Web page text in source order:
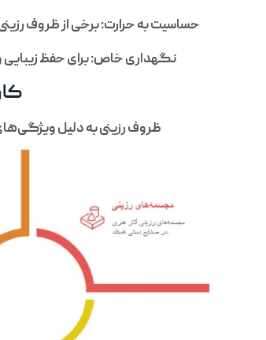
حساسیت به حرارت: برخی از ظروف
نگهداری خاص: برای حفظ زیبایی
ظروف رزینی به دلیل